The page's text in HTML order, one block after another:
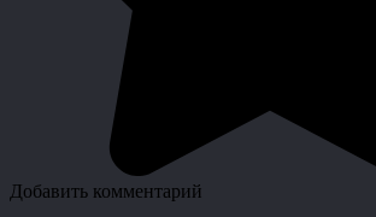
Добавить комментарий